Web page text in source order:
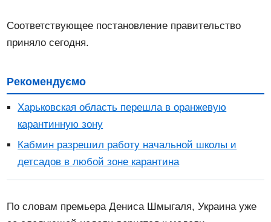
Соответствующее постановление правительство
приняло сегодня.
Рекомендуємо
Харьковская область перешла в оранжевую
карантинную зону
Кабмин разрешил работу начальной школы и
детсадов в любой зоне карантина
По словам премьера Дениса Шмыгаля, Украина уже